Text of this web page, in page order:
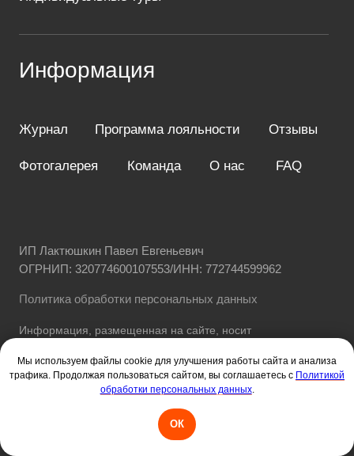
Мы используем файлы cookie для улучшения работы сайта и анализа
трафика. Продолжая пользоваться сайтом, вы соглашаетесь с Политикой
обработки персональных данных.
ОК